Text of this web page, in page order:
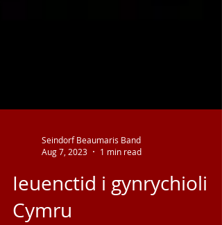
Seindorf Beaumaris Band
Aug 7, 2023